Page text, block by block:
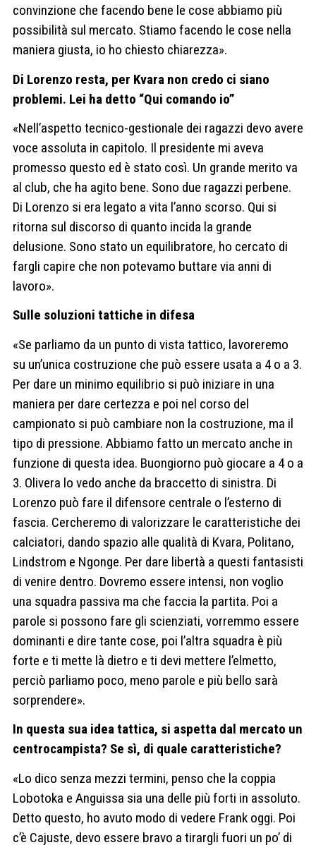
convinzione che facendo bene le cose abbiamo più
possibilità sul mercato. Stiamo facendo le cose nella
maniera giusta, io ho chiesto chiarezza».
Di Lorenzo resta, per Kvara non credo ci siano
problemi. Lei ha detto “Qui comando io”
«Nell’aspetto tecnico-gestionale dei ragazzi devo avere
voce assoluta in capitolo. Il presidente mi aveva
promesso questo ed è stato così. Un grande merito va
al club, che ha agito bene. Sono due ragazzi perbene.
Di Lorenzo si era legato a vita l’anno scorso. Qui si
ritorna sul discorso di quanto incida la grande
delusione. Sono stato un equilibratore, ho cercato di
fargli capire che non potevamo buttare via anni di
lavoro».
Sulle soluzioni tattiche in difesa
«Se parliamo da un punto di vista tattico, lavoreremo
su un’unica costruzione che può essere usata a 4 o a 3.
Per dare un minimo equilibrio si può iniziare in una
maniera per dare certezza e poi nel corso del
campionato si può cambiare non la costruzione, ma il
tipo di pressione. Abbiamo fatto un mercato anche in
funzione di questa idea. Buongiorno può giocare a 4 o a
3. Olivera lo vedo anche da braccetto di sinistra. Di
Lorenzo può fare il difensore centrale o l’esterno di
fascia. Cercheremo di valorizzare le caratteristiche dei
calciatori, dando spazio alle qualità di Kvara, Politano,
Lindstrom e Ngonge. Per dare libertà a questi fantasisti
di venire dentro. Dovremo essere intensi, non voglio
una squadra passiva ma che faccia la partita. Poi a
parole si possono fare gli scienziati, vorremmo essere
dominanti e dire tante cose, poi l’altra squadra è più
forte e ti mette là dietro e ti devi mettere l’elmetto,
perciò parliamo poco, meno parole e più bello sarà
sorprendere».
In questa sua idea tattica, si aspetta dal mercato un
centrocampista? Se sì, di quale caratteristiche?
«Lo dico senza mezzi termini, penso che la coppia
Lobotoka e Anguissa sia una delle più forti in assoluto.
Detto questo, ho avuto modo di vedere Frank oggi. Poi
c’è Cajuste, devo essere bravo a tirargli fuori un po’ di